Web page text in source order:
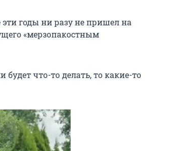
годы ни разу не пришел на
«мерзопакостным
что-то делать, то какие-то